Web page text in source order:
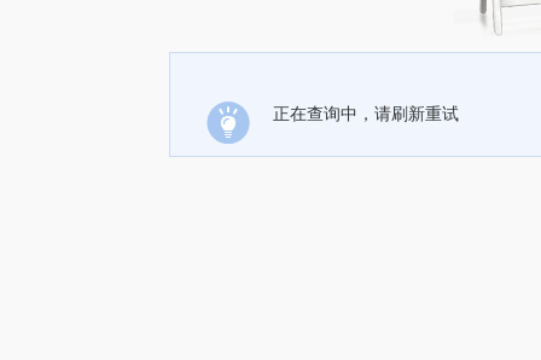
正在查询中，请刷新重试